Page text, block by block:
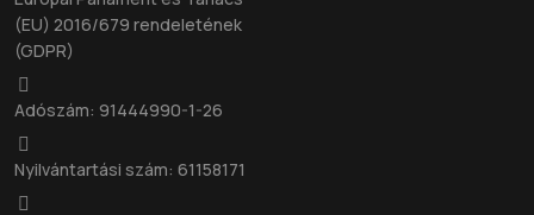
(EU) 2016/679 rendeletének
(GDPR)
Adószám: 91444990-1-26
Nyilvántartási szám: 61158171